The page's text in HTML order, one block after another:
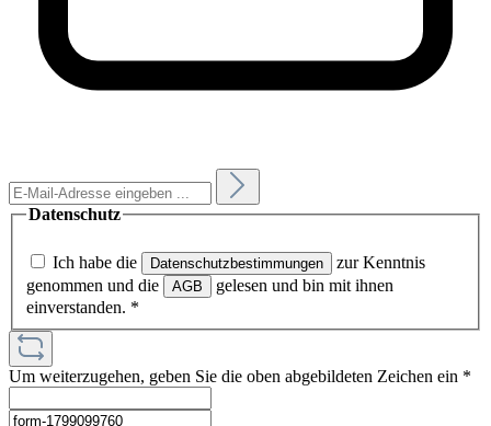
Datenschutz
Ich habe die Datenschutzbestimmungen
zur Kenntnis
genommen und die
AGB
gelesen und bin mit ihnen
einverstanden. *
Um weiterzugehen, geben Sie die oben abgebildeten Zeichen ein *